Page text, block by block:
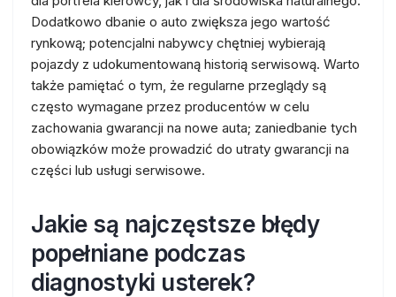
Dodatkowo dbanie o auto zwiększa jego wartość
rynkową; potencjalni nabywcy chętniej wybierają
pojazdy z udokumentowaną historią serwisową. Warto
także pamiętać o tym, że regularne przeglądy są
często wymagane przez producentów w celu
zachowania gwarancji na nowe auta; zaniedbanie tych
obowiązków może prowadzić do utraty gwarancji na
części lub usługi serwisowe.
Jakie są najczęstsze błędy
popełniane podczas
diagnostyki usterek?